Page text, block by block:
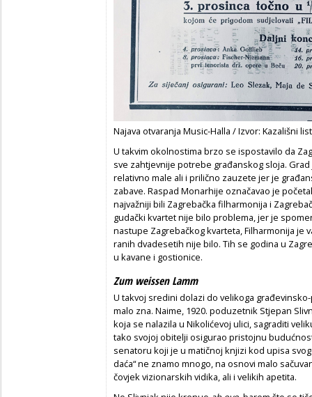
Najava otvaranja Music-Halla / Izvor: Kazališni list
U takvim okolnostima brzo se ispostavilo da
sve zahtjevnije potrebe građanskog sloja.
relativno male ali i prilično zauzete jer je
zabave. Raspad Monarhije označavao je
najvažniji bili Zagrebačka filharmonija i
gudački kvartet nije bilo problema, jer je
nastupe Zagrebačkog kvarteta, Filharmonija je
ranih dvadesetih nije bilo. Tih se godina u
u kavane i gostionice.
Zum weissen Lamm
U takvoj sredini dolazi do velikoga
malo zna. Naime, 1920. poduzetnik Stjepan
koja se nalazila u Nikolićevoj ulici, sagraditi
tako svojoj obitelji osigurao pristojnu
senatoru koji je u matičnoj knjizi kod upisa
daća“ ne znamo mnogo, na osnovi malo
čovjek vizionarskih vidika, ali i velikih apetita.